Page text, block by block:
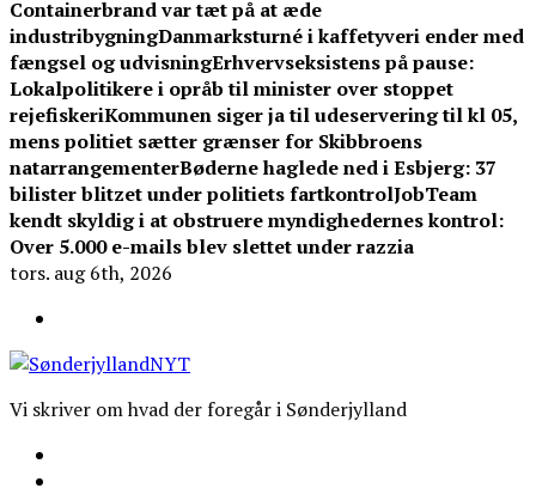
Containerbrand var tæt på at æde
industribygningDanmarksturné i kaffetyveri ender med
fængsel og udvisningErhvervseksistens på pause:
Lokalpolitikere i opråb til minister over stoppet
rejefiskeriKommunen siger ja til udeservering til kl 05,
mens politiet sætter grænser for Skibbroens
natarrangementerBøderne haglede ned i Esbjerg: 37
bilister blitzet under politiets fartkontrolJobTeam
kendt skyldig i at obstruere myndighedernes kontrol:
Over 5.000 e-mails blev slettet under razzia
tors. aug 6th, 2026
Vi skriver om hvad der foregår i Sønderjylland